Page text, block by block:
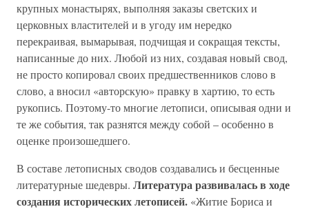
крупных монастырях, выполняя заказы светских и
церковных властителей и в угоду им нередко
перекраивая, вымарывая, подчищая и сокращая тексты,
написанные до них. Любой из них, создавая новый свод,
не просто копировал своих предшественников слово в
слово, а вносил «авторскую» правку в хартию, то есть
рукопись. Поэтому-то многие летописи, описывая одни и
те же события, так разнятся между собой – особенно в
оценке произошедшего.
В составе летописных сводов создавались и бесценные
литературные шедевры. Литература развивалась в ходе
создания исторических летописей. «Житие Бориса и